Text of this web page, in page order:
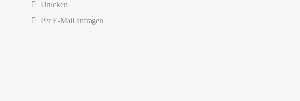
Drucken
Per E-Mail anfragen